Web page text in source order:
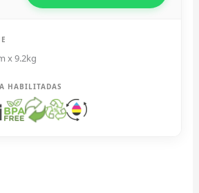
y suelta tu logotipo aquí
transparente.
de marcado:
color plano (ideal serigrafía/grabado).
x 9.2kg
HABILITADAS